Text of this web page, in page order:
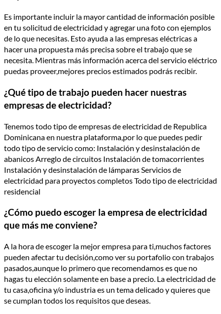
Es importante incluir la mayor cantidad de información posible
en tu solicitud de electricidad y agregar una foto con ejemplos
de lo que necesitas. Esto ayuda a las empresas eléctricas a
hacer una propuesta más precisa sobre el trabajo que se
necesita. Mientras más información acerca del servicio eléctrico
puedas proveer,mejores precios estimados podrás recibir.
¿Qué tipo de trabajo pueden hacer nuestras
empresas de electricidad?
Tenemos todo tipo de empresas de electricidad de Republica
Dominicana en nuestra plataforma,por lo que puedes pedir
todo tipo de servicio como: Instalación y desinstalación de
abanicos Arreglo de circuitos Instalación de tomacorrientes
Instalación y desinstalación de lámparas Servicios de
electricidad para proyectos completos Todo tipo de electricidad
residencial
¿Cómo puedo escoger la empresa de electricidad
que más me conviene?
A la hora de escoger la mejor empresa para ti,muchos factores
pueden afectar tu decisión,como ver su portafolio con trabajos
pasados,aunque lo primero que recomendamos es que no
hagas tu elección solamente en base a precio. La electricidad de
tu casa,oficina y/o industria es un tema delicado y quieres que
se cumplan todos los requisitos que deseas.